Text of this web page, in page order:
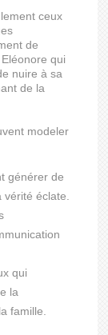
ceux
de
qui
nuire à sa
de la
modeler
générer de
éclate.
qui
la
famille.